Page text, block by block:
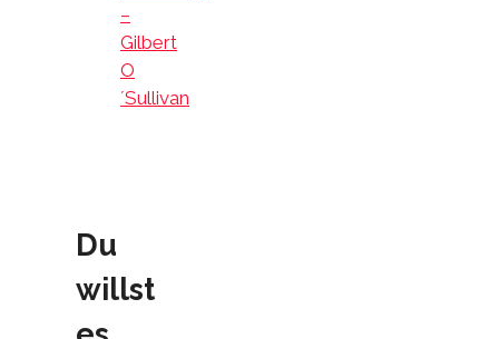
–
Gilbert
O
´Sullivan
Du
willst